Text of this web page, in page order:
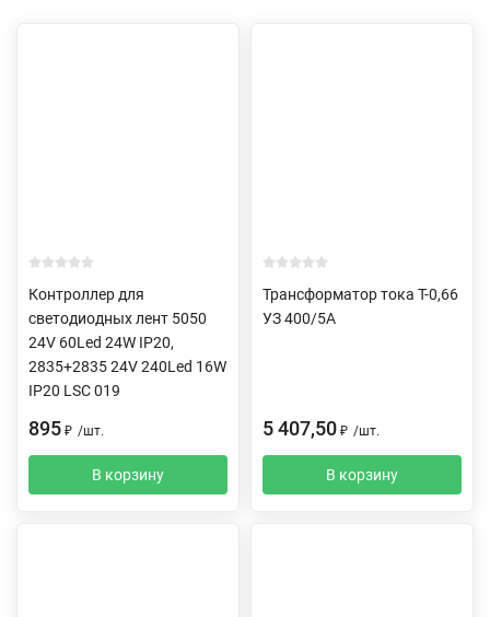
Контроллер для
светодиодных лент 5050
24V 60Led 24W IP20,
2835+2835 24V 240Led 16W
IP20 LSC 019
895 ₽ /шт.
В корзину
Трансформатор тока Т-0,66
УЗ 400/5А
5 407,50 ₽ /шт.
В корзину